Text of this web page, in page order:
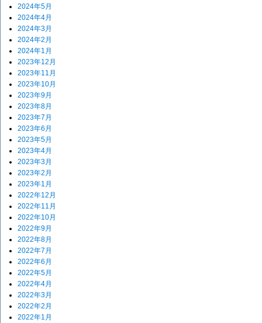
2024年5月
2024年4月
2024年3月
2024年2月
2024年1月
2023年12月
2023年11月
2023年10月
2023年9月
2023年8月
2023年7月
2023年6月
2023年5月
2023年4月
2023年3月
2023年2月
2023年1月
2022年12月
2022年11月
2022年10月
2022年9月
2022年8月
2022年7月
2022年6月
2022年5月
2022年4月
2022年3月
2022年2月
2022年1月